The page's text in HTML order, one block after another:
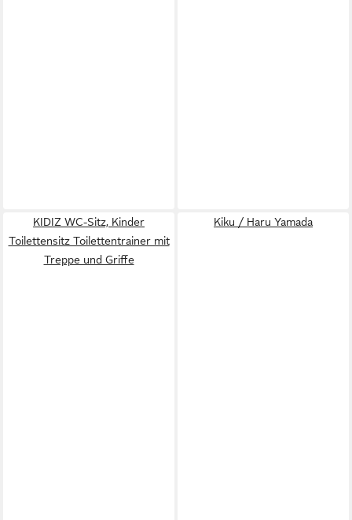
KIDIZ WC-Sitz, Kinder
Toilettensitz Toilettentrainer mit
Treppe und Griffe
Kiku / Haru Yamada